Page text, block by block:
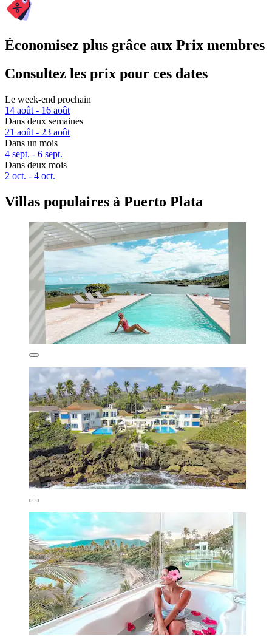
Économisez plus grâce aux Prix membres
Consultez les prix pour ces dates
Le week-end prochain
14 août - 16 août
Dans deux semaines
21 août - 23 août
Dans un mois
4 sept. - 6 sept.
Dans deux mois
2 oct. - 4 oct.
Villas populaires à Puerto Plata